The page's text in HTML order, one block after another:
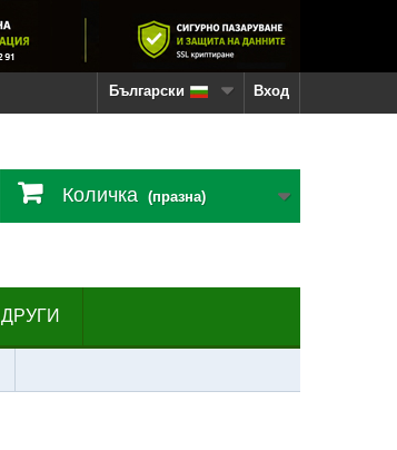
Вход
Български
Количка (празна)
ДРУГИ